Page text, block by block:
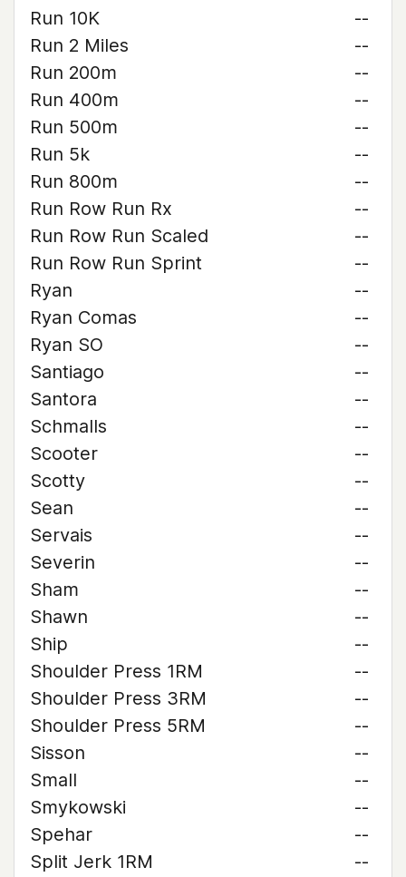
Run 10K
--
Run 2 Miles
--
Run 200m
--
Run 400m
--
Run 500m
--
Run 5k
--
Run 800m
--
Run Row Run Rx
--
Run Row Run Scaled
--
Run Row Run Sprint
--
Ryan
--
Ryan Comas
--
Ryan SO
--
Santiago
--
Santora
--
Schmalls
--
Scooter
--
Scotty
--
Sean
--
Servais
--
Severin
--
Sham
--
Shawn
--
Ship
--
Shoulder Press 1RM
--
Shoulder Press 3RM
--
Shoulder Press 5RM
--
Sisson
--
Small
--
Smykowski
--
Spehar
--
Split Jerk 1RM
--